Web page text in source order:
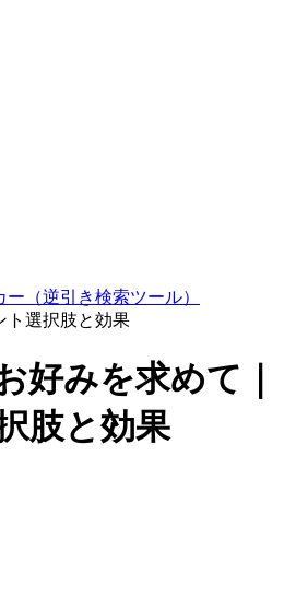
（逆引き検索ツール）
ト選択肢と効果
好みを求めて｜
肢と効果